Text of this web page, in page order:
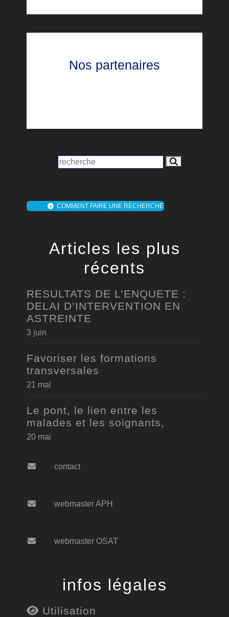
Nos partenaires
COMMENT FAIRE UNE RECHERCHE
Articles les plus
récents
RESULTATS DE L’ENQUETE :
DELAI D’INTERVENTION EN
ASTREINTE
3 juin
Favoriser les formations
transversales
21 mai
Le pont, le lien entre les
malades et les soignants,
20 mai
contact
webmaster APH
webmaster OSAT
infos légales
Utilisation